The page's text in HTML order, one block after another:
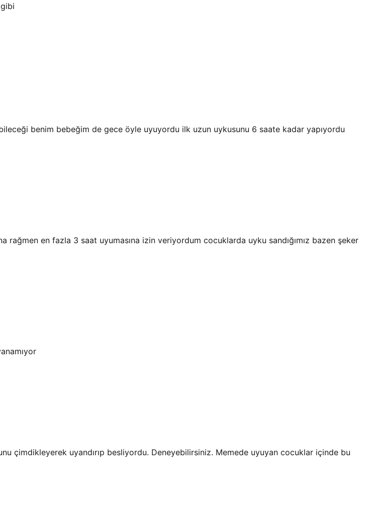
benim bebeğim de gece öyle uyuyordu ilk uzun uykusunu 6 saate kadar yapıyordu
rağmen en fazla 3 saat uyumasına izin veriyordum cocuklarda uyku sandığımız bazen şeker
çimdikleyerek uyandırıp besliyordu. Deneyebilirsiniz. Memede uyuyan cocuklar içinde bu